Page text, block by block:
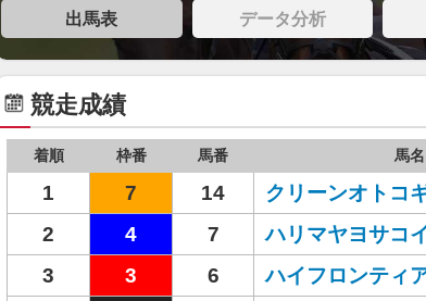
出馬表 データ分析
競走成績
着順 枠番 馬番 馬名
1 7 14 クリーンオトコ
2
4 7 ハリマヤヨサコ
3
3 6 ハイフロンティ